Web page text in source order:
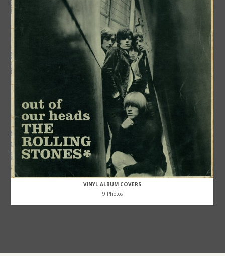
VINYL ALBUM COVERS
9 Photos